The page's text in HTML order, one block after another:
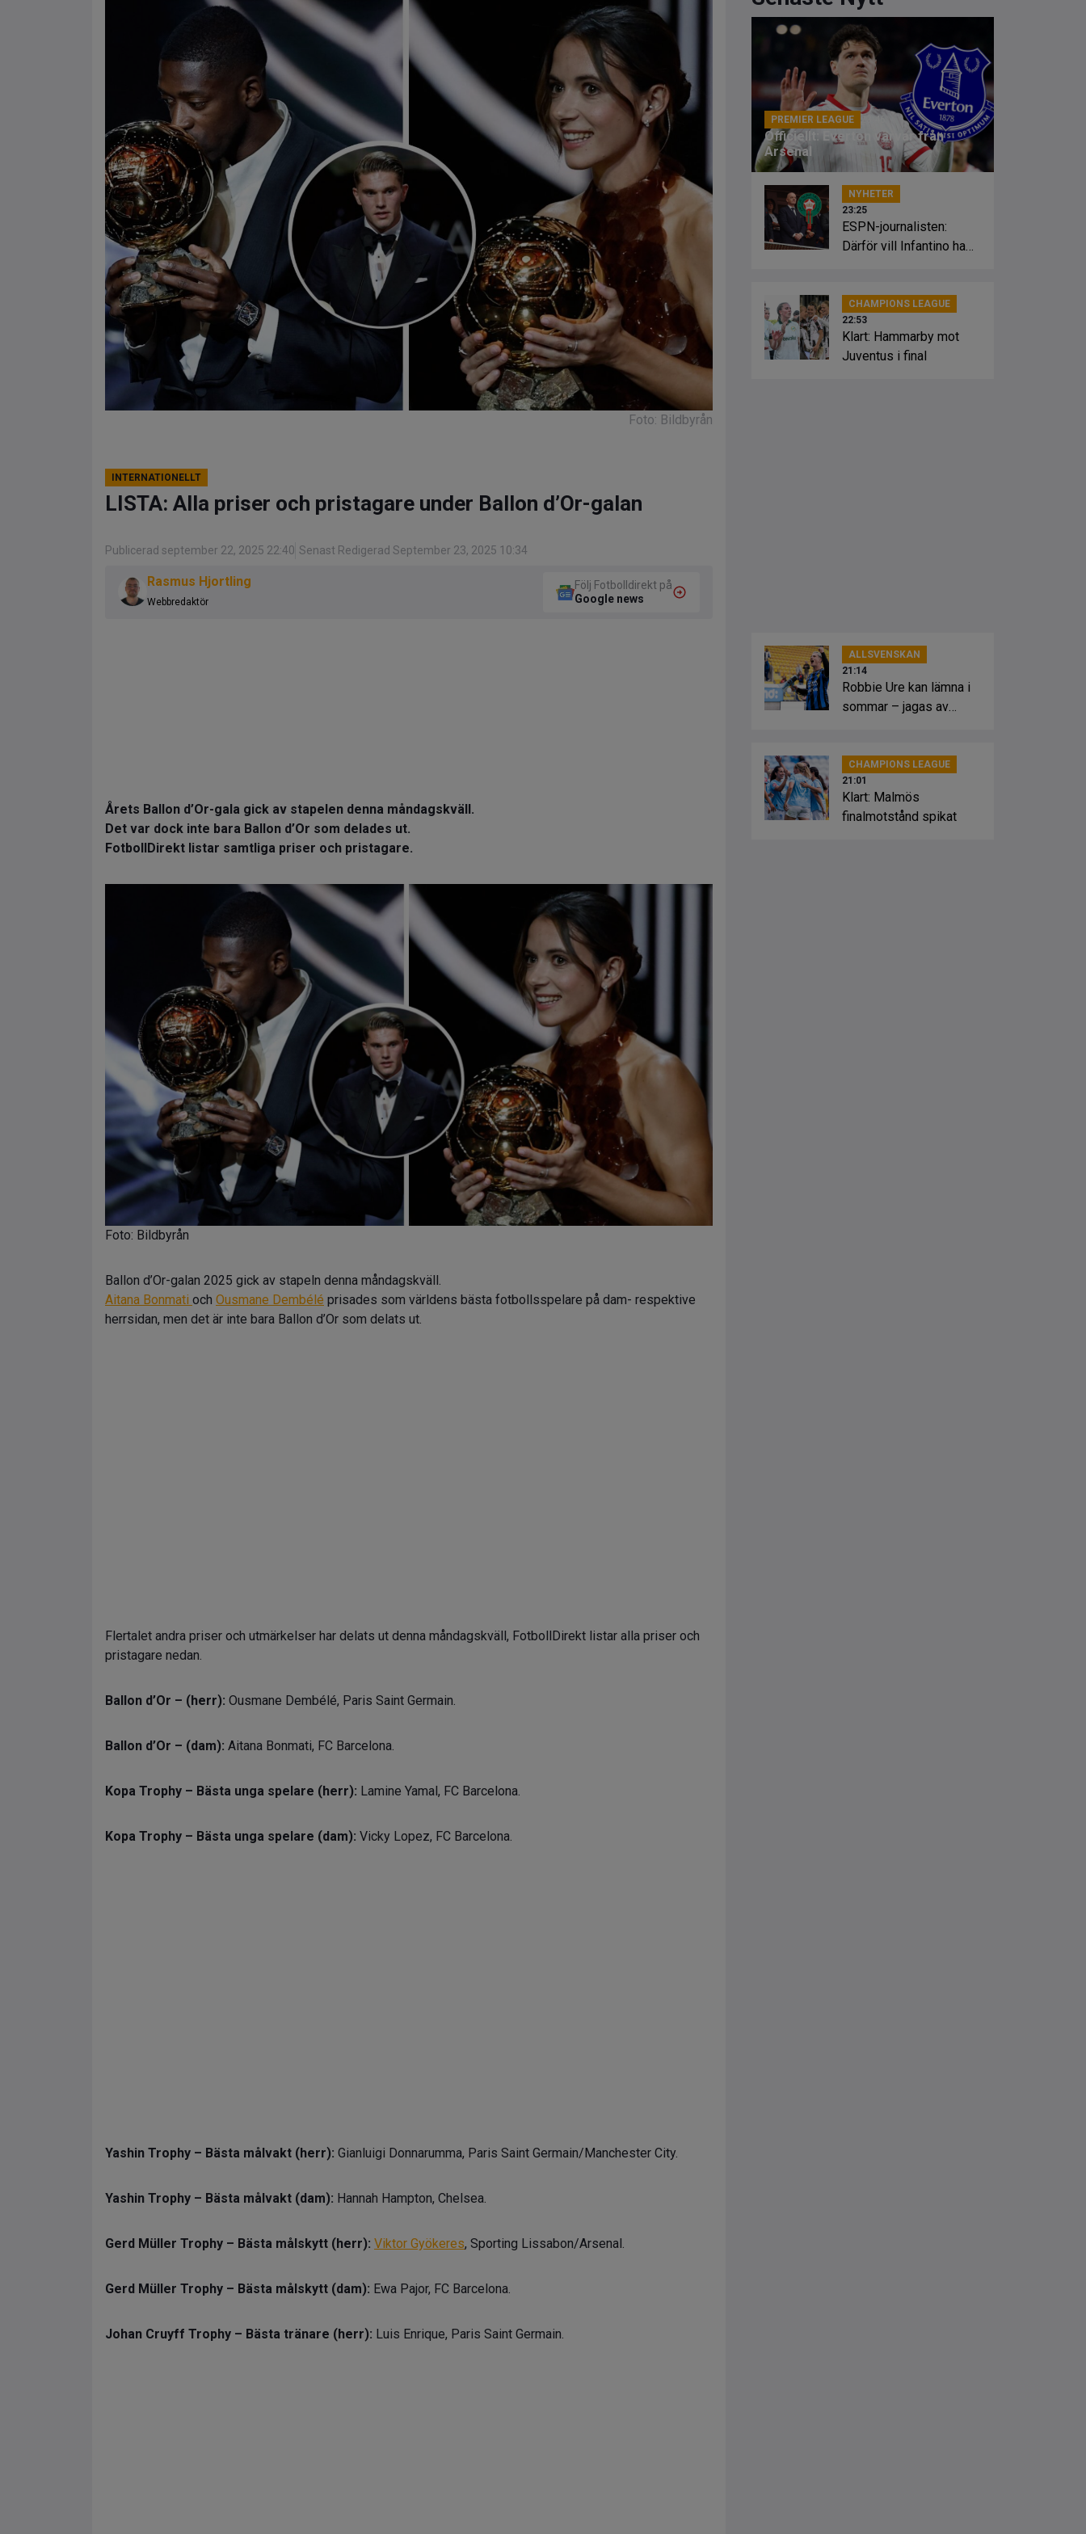
Foto: Bildbyrån
INTERNATIONELLT
LISTA: Alla priser och pristagare under Ballon d’Or-galan
Publicerad september 22, 2025 22:40 Senast Redigerad September 23, 2025 10:34
Rasmus Hjortling
Webbredaktör
Följ Fotbolldirekt på
Google news
Årets Ballon d’Or-gala gick av stapelen denna måndagskväll.
Det var dock inte bara Ballon d’Or som delades ut.
FotbollDirekt listar samtliga priser och pristagare.
Foto: Bildbyrån
Ballon d’Or-galan 2025 gick av stapeln denna måndagskväll.
Aitana Bonmati och Ousmane Dembélé prisades som världens bästa fotbollsspelare på dam- respektive
herrsidan, men det är inte bara Ballon d’Or som delats ut.
Flertalet andra priser och utmärkelser har delats ut denna måndagskväll, FotbollDirekt listar alla priser och
pristagare nedan.
Ballon d’Or – (herr): Ousmane Dembélé, Paris Saint Germain.
Ballon d’Or – (dam): Aitana Bonmati, FC Barcelona.
Kopa Trophy – Bästa unga spelare (herr): Lamine Yamal, FC Barcelona.
Kopa Trophy – Bästa unga spelare (dam): Vicky Lopez, FC Barcelona.
Yashin Trophy – Bästa målvakt (herr): Gianluigi Donnarumma, Paris Saint Germain/Manchester City.
Yashin Trophy – Bästa målvakt (dam): Hannah Hampton, Chelsea.
Gerd Müller Trophy – Bästa målskytt (herr): Viktor Gyökeres, Sporting Lissabon/Arsenal.
Gerd Müller Trophy – Bästa målskytt (dam): Ewa Pajor, FC Barcelona.
Johan Cruyff Trophy – Bästa tränare (herr): Luis Enrique, Paris Saint Germain.
PREMIER LEAGUE
Officiellt: Everton värvar från
Arsenal
NYHETER
23:25
ESPN-journalisten:
Därför vill Infantino ha
CHAMPIONS LEAGUE
22:53
Klart: Hammarby mot
Juventus i final
ALLSVENSKAN
21:14
Robbie Ure kan lämna i
sommar – jagas av
CHAMPIONS LEAGUE
21:01
Klart: Malmös
finalmotstånd spikat